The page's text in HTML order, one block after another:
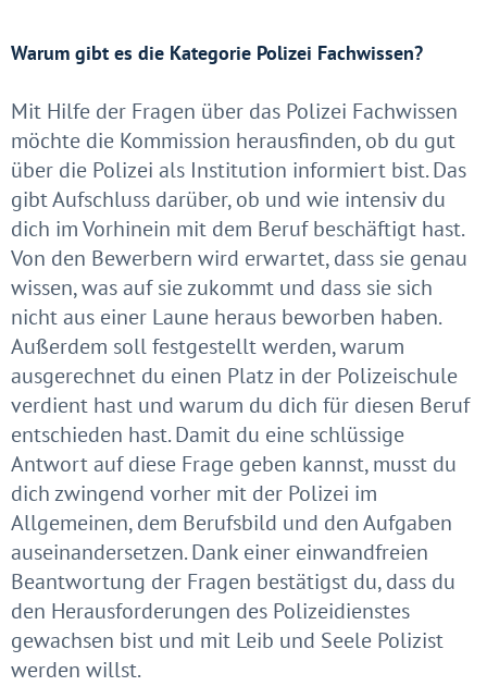
Warum gibt es die Kategorie Polizei Fachwissen?
Mit Hilfe der Fragen über das Polizei Fachwissen
möchte die Kommission herausfinden, ob du gut
über die Polizei als Institution informiert bist. Das
gibt Aufschluss darüber, ob und wie intensiv du
dich im Vorhinein mit dem Beruf beschäftigt hast.
Von den Bewerbern wird erwartet, dass sie genau
wissen, was auf sie zukommt und dass sie sich
nicht aus einer Laune heraus beworben haben.
Außerdem soll festgestellt werden, warum
ausgerechnet du einen Platz in der Polizeischule
verdient hast und warum du dich für diesen Beruf
entschieden hast. Damit du eine schlüssige
Antwort auf diese Frage geben kannst, musst du
dich zwingend vorher mit der Polizei im
Allgemeinen, dem Berufsbild und den Aufgaben
auseinandersetzen. Dank einer einwandfreien
Beantwortung der Fragen bestätigst du, dass du
den Herausforderungen des Polizeidienstes
gewachsen bist und mit Leib und Seele Polizist
werden willst.